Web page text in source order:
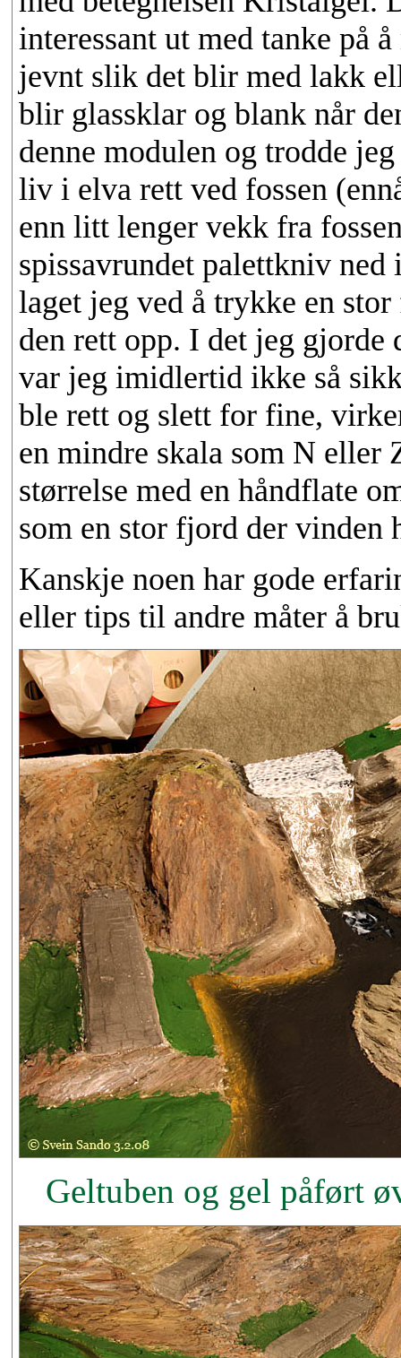
interessant ut med tanke på
jevnt slik det blir med lakk
blir glassklar og blank når
denne modulen og trodde
liv i elva rett ved fossen
enn litt lenger vekk fra
spissavrundet palettkniv ned
laget jeg ved å trykke en
den rett opp. I det jeg gjorde
var jeg imidlertid ikke så
ble rett og slett for fine,
en mindre skala som N eller
størrelse med en håndflate
som en stor fjord der vinden
Kanskje noen har gode
eller tips til andre måter å
Geltuben og gel påført